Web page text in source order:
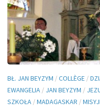
BŁ. JAN BEYZYM /COLLÈGE /
EWANGELIA / JAN BEYZYM /
SZKOŁA /MADAGASKAR /